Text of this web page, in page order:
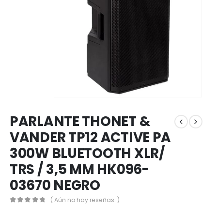
PARLANTE THONET &
VANDER TP12 ACTIVE PA
300W BLUETOOTH XLR/
TRS / 3,5 MM HK096-
03670 NEGRO
( Aún no hay reseñas. )